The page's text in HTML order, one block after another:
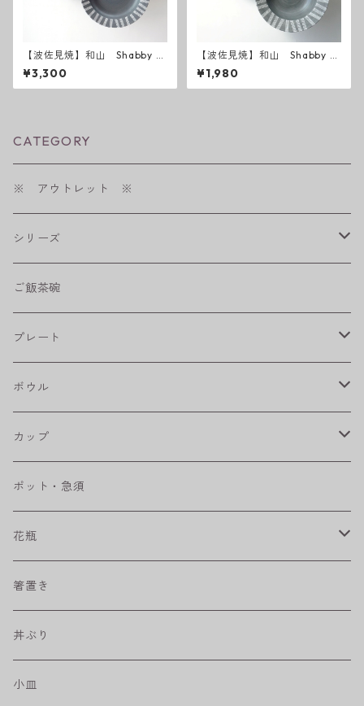
【波佐見焼】和山 Shabby c
hic style カレー皿 ( ダーク
グレー ／ ライトグレー ）
¥3,300
【波佐見焼】和山 Shabby c
hic style ボウルM ( ダーク
グレー ／ ライトグレー ）
¥1,980
CATEGORY
※ アウトレット ※
シリーズ
shabby chic style
フラワーパレード
八角シリーズ
RONDE
ベベルボウル
プリーツ
藍駒
ワビカップ
ハンディ小皿
ご飯茶碗
プレート
楕円皿
丸皿
長皿
角皿
取皿
盛皿
カレー＆パスタ皿
ボウル
大鉢
中鉢
小鉢
カップ
カップ
マグカップ
フリーカップ
そば猪口
ポット・急須
花瓶
水差し
箸置き
丼ぶり
小皿